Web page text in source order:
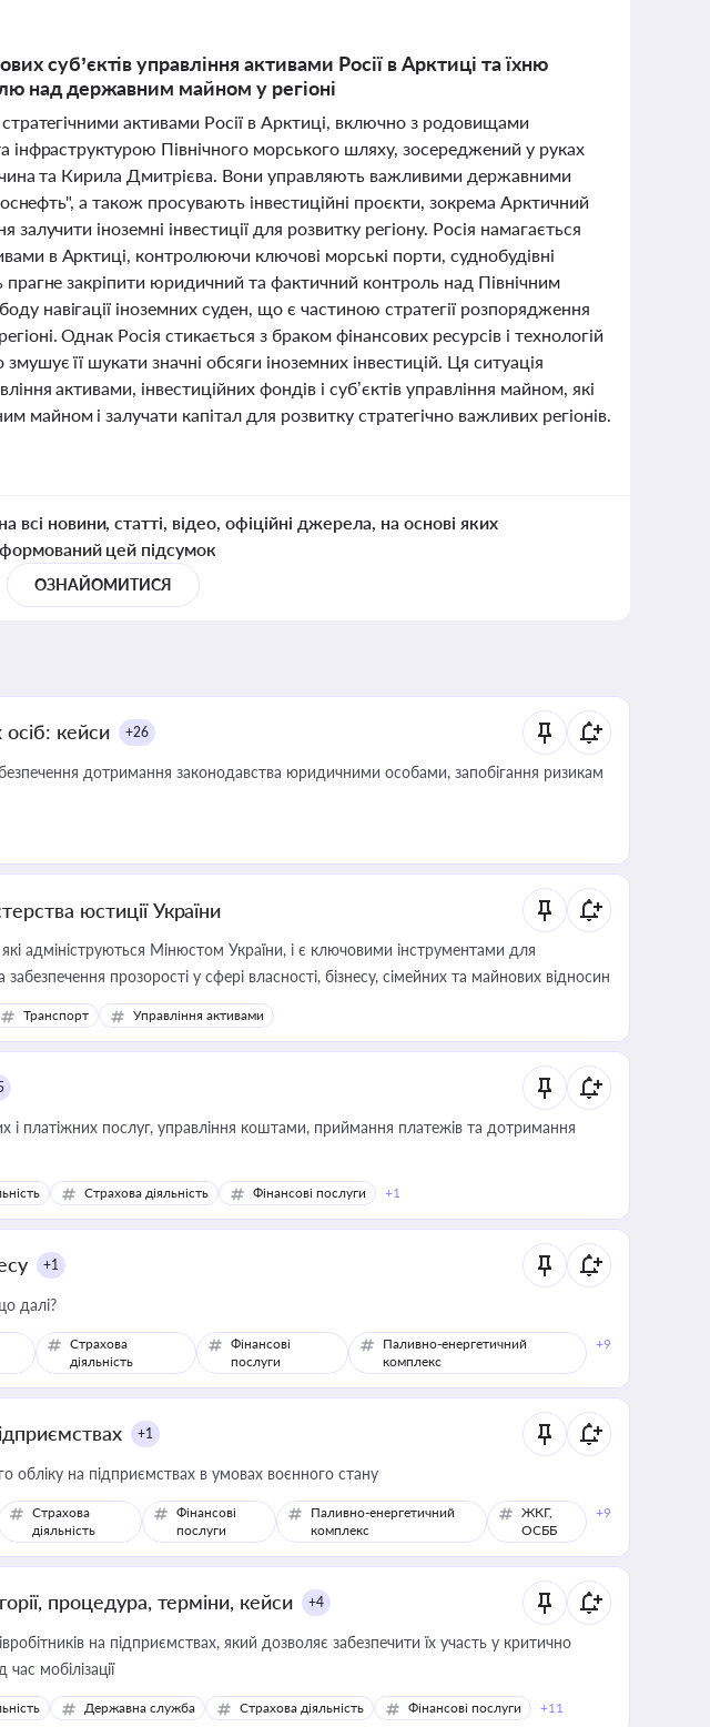
суб’єктів управління активами Росії в Арктиці та їхню
над державним майном у регіоні
активами Росії в Арктиці, включно з родовищами
інфраструктурою Північного морського шляху, зосереджений у руках
та Кирила Дмитрієва. Вони управляють важливими державними
а також просувають інвестиційні проєкти, зокрема Арктичний
іноземні інвестиції для розвитку регіону. Росія намагається
в Арктиці, контролюючи ключові морські порти, суднобудівні
закріпити юридичний та фактичний контроль над Північним
навігації іноземних суден, що є частиною стратегії розпорядження
Однак Росія стикається з браком фінансових ресурсів і технологій
її шукати значні обсяги іноземних інвестицій. Ця ситуація
активами, інвестиційних фондів і суб’єктів управління майном, які
і залучати капітал для розвитку стратегічно важливих регіонів.
новини, статті, відео, офіційні джерела, на основі яких
цей підсумок
ОЗНАЙОМИТИСЯ
кейси +26
дотримання законодавства юридичними особами, запобігання ризикам
юстиції України
адмініструються Мінюстом України, і є ключовими інструментами для
забезпечення прозорості у сфері власності, бізнесу, сімейних та майнових відносин
Транспорт Управління активами
коштами, приймання платежів та дотримання
Страхова діяльність Фінансові послуги +1
+1
далі?
Страхова
діяльність
Фінансові
послуги
Паливно-енергетичний
комплекс
+9
+1
обліку на підприємствах в умовах воєнного стану
Страхова
діяльність
Фінансові
послуги
Паливно-енергетичний
комплекс
ЖКГ,
ОСББ
+9
процедура, терміни, кейси +4
на підприємствах, який дозволяє забезпечити їх участь у критично
мобілізації
Державна служба Страхова діяльність Фінансові послуги +11